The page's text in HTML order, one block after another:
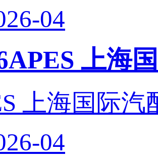
04
上海
上海国际
04